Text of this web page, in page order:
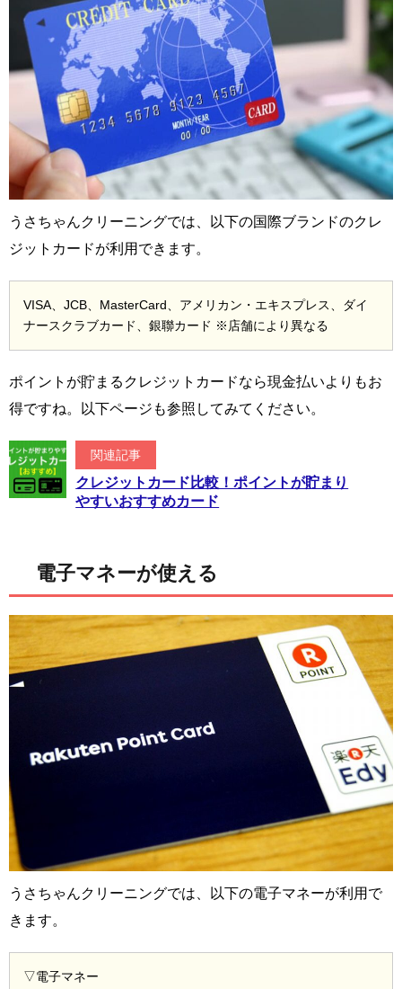
うさちゃんクリーニングでは、以下の国際ブランドのクレ
ジットカードが利用できます。
VISA、JCB、MasterCard、アメリカン・エキスプレス、ダイ
ナースクラブカード、銀聯カード ※店舗により異なる
ポイントが貯まるクレジットカードなら現金払いよりもお
得ですね。以下ページも参照してみてください。
関連記事
クレジットカード比較！ポイントが貯まり
やすいおすすめカード
電子マネーが使える
うさちゃんクリーニングでは、以下の電子マネーが利用で
きます。
▽電子マネー